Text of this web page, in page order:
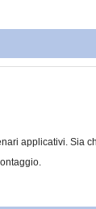
applicativi. Sia